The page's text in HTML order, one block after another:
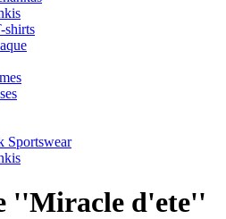
shirts
Sportswear
''Miracle d'ete''